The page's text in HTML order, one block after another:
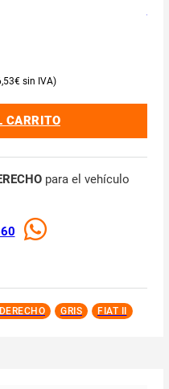
€
CARRITO
para el vehículo
GRIS FIAT II